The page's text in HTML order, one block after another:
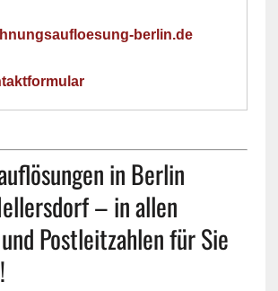
berlin.de
in Berlin
– in allen
Postleitzahlen für Sie